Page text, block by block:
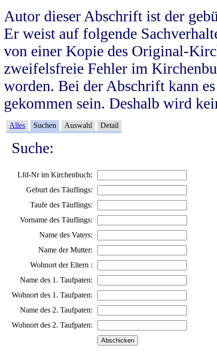
Autor dieser Abschrift ist der
Er weist auf folgende
von einer Kopie des Original-
zweifelsfreie Fehler im
worden. Bei der Abschrift kann
gekommen sein. Deshalb wird
Alles Suchen Auswahl Detail
Suche:
Lfd-Nr im Kirchenbuch:
Geburt des Täuflings:
Taufe des Täuflings:
Vorname des Täuflings:
Name des Vaters:
Name der Mutter:
Wohnort der Eltern :
Name des 1. Taufpaten:
Wohnort des 1. Taufpaten:
Name des 2. Taufpaten:
Wohnort des 2. Taufpaten: